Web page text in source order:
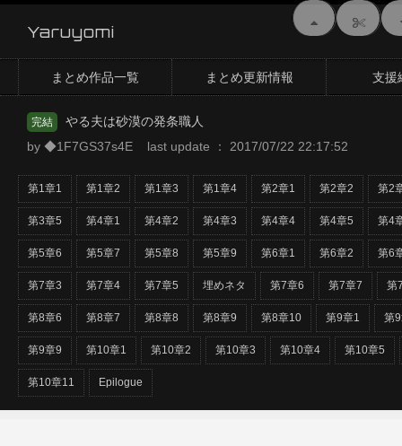
Yaruyomi
まとめ作品一覧 まとめ更新情報 支援
完結
やる夫は砂漠の発条職人
by ◆1F7GS37s4E last update ： 2017/07/22 22:17:52
第1章1 第1章2 第1章3 第1章4 第2章1 第2章2 第2
第3章5 第4章1 第4章2 第4章3 第4章4 第4章5 第4
第5章6 第5章7 第5章8 第5章9 第6章1 第6章2 第6
第7章3 第7章4 第7章5 埋めネタ 第7章6 第7章7 第
第8章6 第8章7 第8章8 第8章9 第8章10 第9章1 第
第9章9 第10章1 第10章2 第10章3 第10章4 第10章5
第10章11 Epilogue